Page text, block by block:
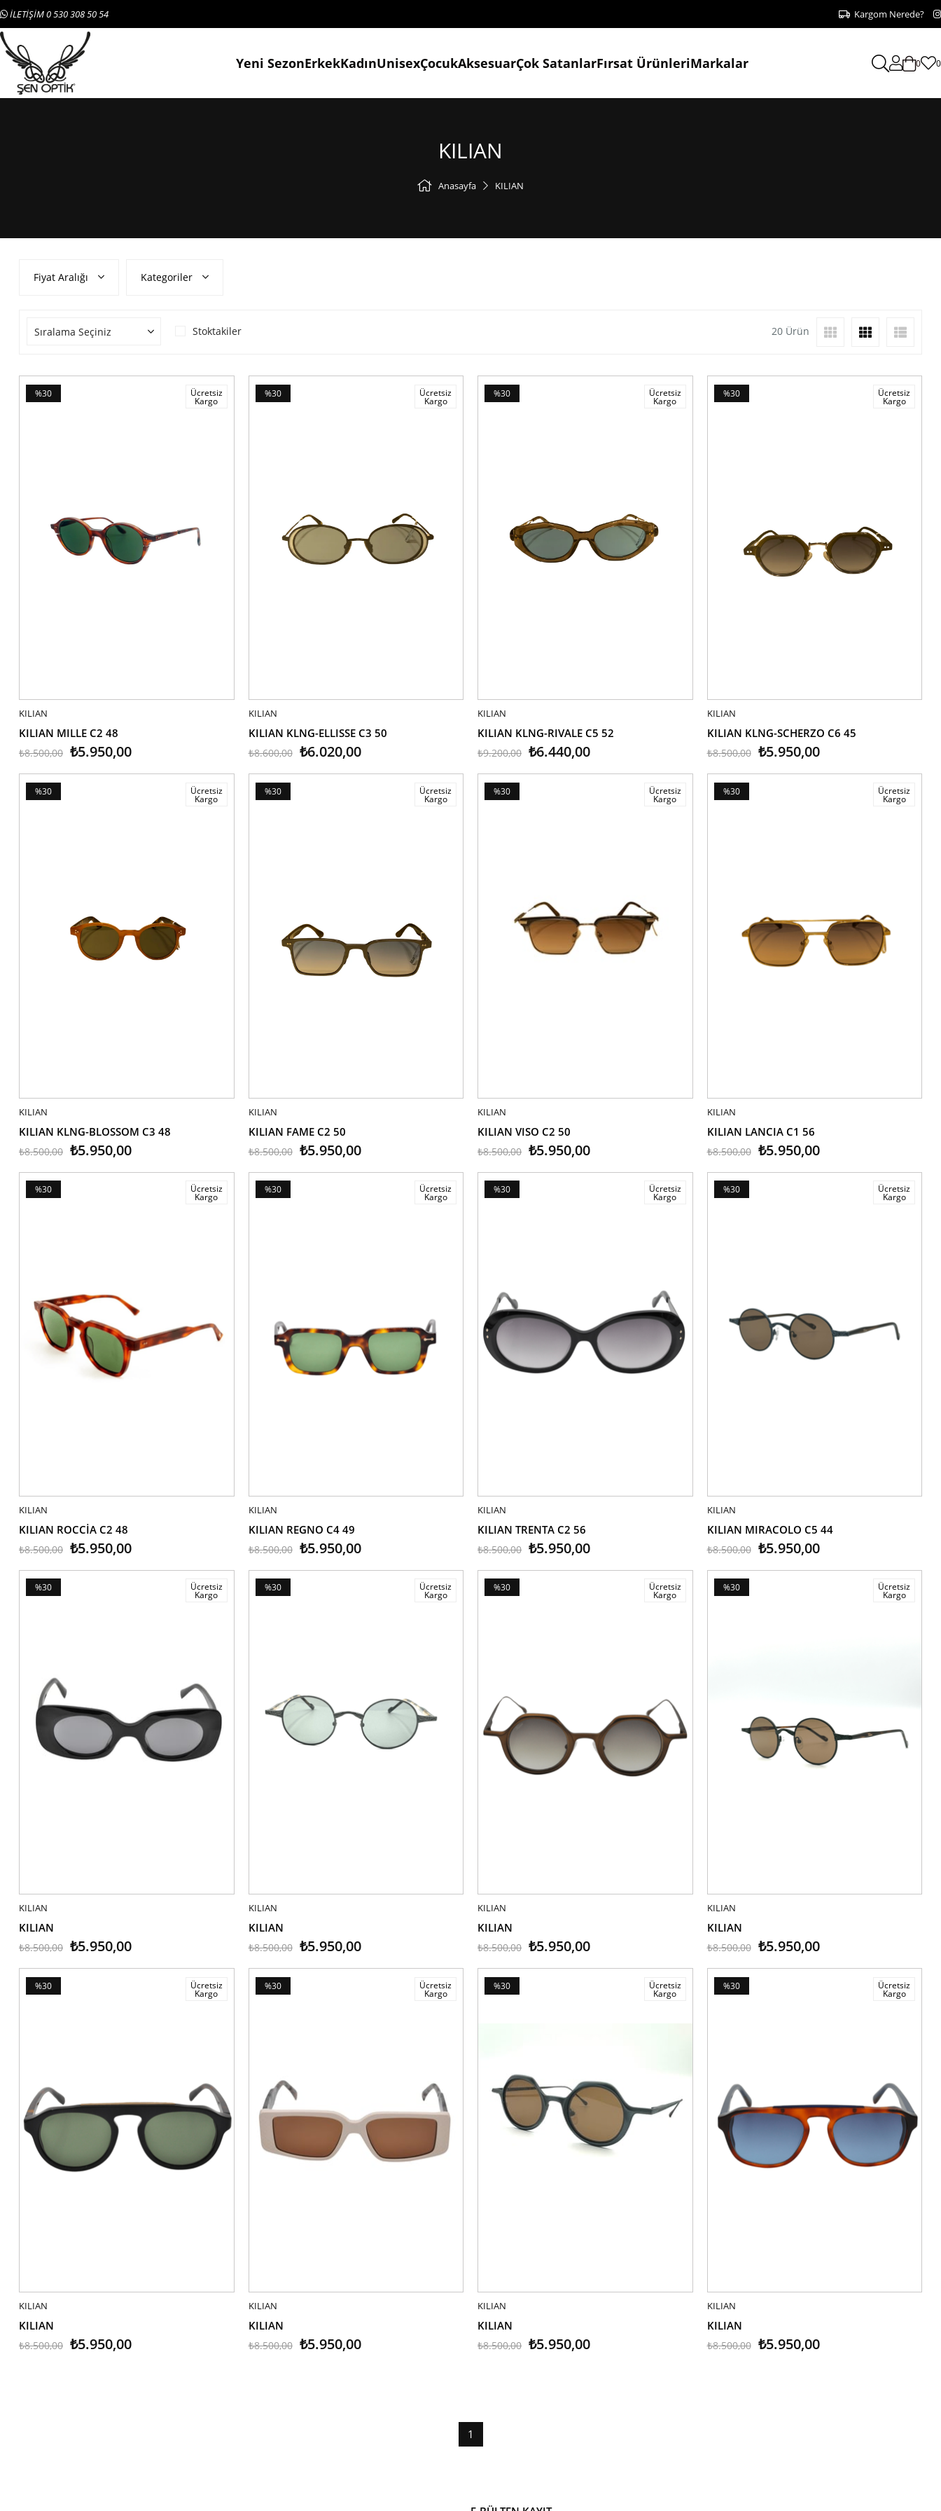
İLETİŞİM 0 530 308 50 54 Kargom Nerede?
Yeni SezonErkekKadınUnisexÇocukAksesuarÇok SatanlarFırsat ÜrünleriMarkalar 0 0
KILIAN
Anasayfa KILIAN
Fiyat Aralığı Kategoriler
Stoktakiler 20 Ürün
SEPETE EKLE
%30
Ücretsiz
Kargo
KILIAN
KILIAN MILLE C2 48
₺5.950,00
₺8.500,00
SEPETE EKLE
%30
Ücretsiz
Kargo
KILIAN
KILIAN KLNG-ELLISSE C3 50
₺6.020,00
₺8.600,00
SEPETE EKLE
%30
Ücretsiz
Kargo
KILIAN
KILIAN KLNG-RIVALE C5 52
₺6.440,00
₺9.200,00
SEPETE EKLE
%30
Ücretsiz
Kargo
KILIAN
KILIAN KLNG-SCHERZO C6 45
₺5.950,00
₺8.500,00
SEPETE EKLE
%30
Ücretsiz
Kargo
KILIAN
KILIAN KLNG-BLOSSOM C3 48
₺5.950,00
₺8.500,00
SEPETE EKLE
%30
Ücretsiz
Kargo
KILIAN
KILIAN FAME C2 50
₺5.950,00
₺8.500,00
SEPETE EKLE
%30
Ücretsiz
Kargo
KILIAN
KILIAN VISO C2 50
₺5.950,00
₺8.500,00
SEPETE EKLE
%30
Ücretsiz
Kargo
KILIAN
KILIAN LANCIA C1 56
₺5.950,00
₺8.500,00
SEPETE EKLE
%30
Ücretsiz
Kargo
KILIAN
KILIAN ROCCİA C2 48
₺5.950,00
₺8.500,00
SEPETE EKLE
%30
Ücretsiz
Kargo
KILIAN
KILIAN REGNO C4 49
₺5.950,00
₺8.500,00
SEPETE EKLE
%30
Ücretsiz
Kargo
KILIAN
KILIAN TRENTA C2 56
₺5.950,00
₺8.500,00
SEPETE EKLE
%30
Ücretsiz
Kargo
KILIAN
KILIAN MIRACOLO C5 44
₺5.950,00
₺8.500,00
SEPETE EKLE
%30
Ücretsiz
Kargo
KILIAN
KILIAN
₺5.950,00
₺8.500,00
SEPETE EKLE
%30
Ücretsiz
Kargo
KILIAN
KILIAN
₺5.950,00
₺8.500,00
SEPETE EKLE
%30
Ücretsiz
Kargo
KILIAN
KILIAN
₺5.950,00
₺8.500,00
SEPETE EKLE
%30
Ücretsiz
Kargo
KILIAN
KILIAN
₺5.950,00
₺8.500,00
SEPETE EKLE
%30
Ücretsiz
Kargo
KILIAN
KILIAN
₺5.950,00
₺8.500,00
SEPETE EKLE
%30
Ücretsiz
Kargo
KILIAN
KILIAN
₺5.950,00
₺8.500,00
SEPETE EKLE
%30
Ücretsiz
Kargo
KILIAN
KILIAN
₺5.950,00
₺8.500,00
SEPETE EKLE
%30
Ücretsiz
Kargo
KILIAN
KILIAN
₺5.950,00
₺8.500,00
1